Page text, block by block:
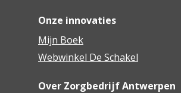
Onze innovaties
Mijn Boek
Webwinkel De Schakel
Over Zorgbedrijf Antwerpen